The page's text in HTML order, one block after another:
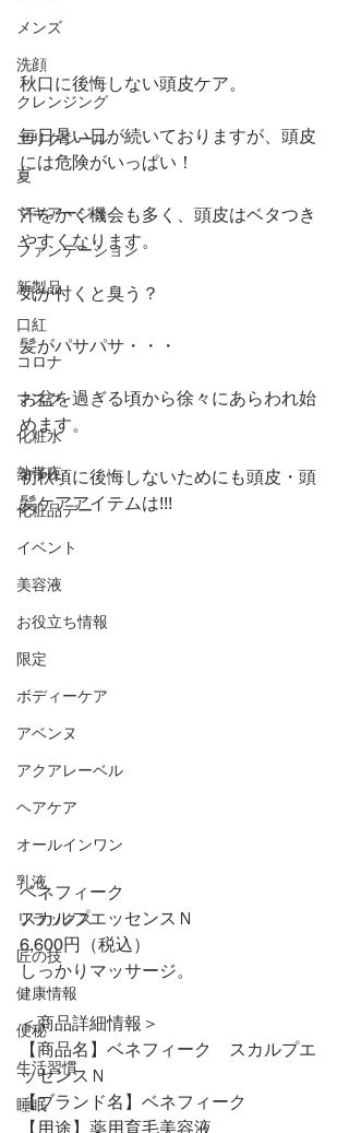
メンズ
洗顔
クレンジング
エリクシール
夏
マキアージュ
ファンデーション
新製品
口紅
コロナ
マスク
化粧水
熱帯夜
化粧品デー
イベント
美容液
お役立ち情報
限定
ボディーケア
アベンヌ
アクアレーベル
ヘアケア
オールインワン
乳液
リラックス
匠の技
健康情報
便秘
生活習慣
睡眠
秋口に後悔しない頭皮ケア。
毎日暑い日が続いておりますが、頭皮
には危険がいっぱい！
汗をかく機会も多く、頭皮はベタつき
やすくなります。
気が付くと臭う？
髪がパサパサ・・・
お盆を過ぎる頃から徐々にあらわれ始
めます。
初秋頃に後悔しないためにも頭皮・頭
髪ケアアイテムは!!!
ベネフィーク
スカルプエッセンスＮ
6,600円（税込）
しっかりマッサージ。
＜商品詳細情報＞
【商品名】ベネフィーク　スカルプエ
ッセンスＮ
【ブランド名】ベネフィーク
【用途】薬用育毛美容液